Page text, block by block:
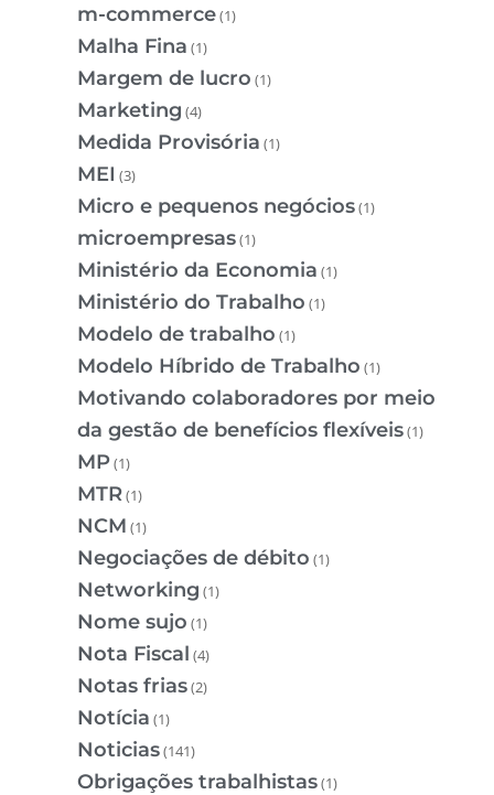
m-commerce(1)
Malha Fina (1)
Margem de lucro (1)
Marketing (4)
Medida Provisória (1)
MEI (3)
Micro e pequenos negócios(1)
microempresas(1)
Ministério da Economia (1)
Ministério do Trabalho (1)
Modelo de trabalho (1)
Modelo Híbrido de Trabalho (1)
Motivando colaboradores por meio
da gestão de benefícios flexíveis(1)
MP(1)
MTR(1)
NCM (1)
Negociações de débito (1)
Networking (1)
Nome sujo (1)
Nota Fiscal (4)
Notas frias(2)
Notícia (1)
Noticias(141)
Obrigações trabalhistas(1)